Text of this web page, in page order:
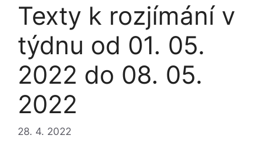
Texty k rozjímání v
týdnu od 01. 05.
2022 do 08. 05.
2022
28. 4. 2022